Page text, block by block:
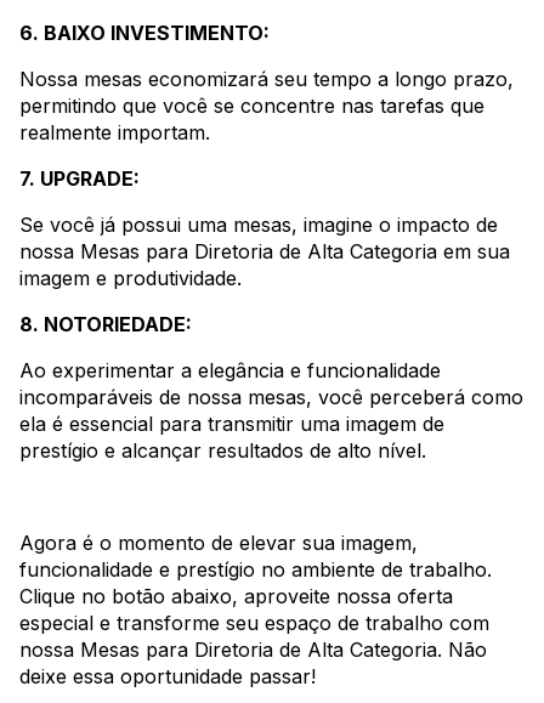
6. BAIXO INVESTIMENTO:
Nossa mesas economizará seu tempo a longo prazo,
permitindo que você se concentre nas tarefas que
realmente importam.
7. UPGRADE:
Se você já possui uma mesas, imagine o impacto de
nossa Mesas para Diretoria de Alta Categoria em sua
imagem e produtividade.
8. NOTORIEDADE:
Ao experimentar a elegância e funcionalidade
incomparáveis de nossa mesas, você perceberá como
ela é essencial para transmitir uma imagem de
prestígio e alcançar resultados de alto nível.
Agora é o momento de elevar sua imagem,
funcionalidade e prestígio no ambiente de trabalho.
Clique no botão abaixo, aproveite nossa oferta
especial e transforme seu espaço de trabalho com
nossa Mesas para Diretoria de Alta Categoria. Não
deixe essa oportunidade passar!